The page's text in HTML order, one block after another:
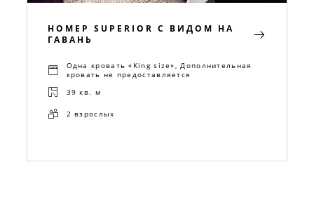
НОМЕР SUPERIOR С ВИДОМ НА
ГАВАНЬ
Одна кровать «King size», Дополнительная
кровать не предоставляется
39 кв. м
2 взрослых